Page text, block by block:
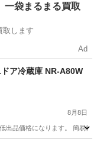
一袋まるまる買取
取します
Ad
ア冷蔵庫 NR-A80W
8月8日
出品価格になります。 簡易